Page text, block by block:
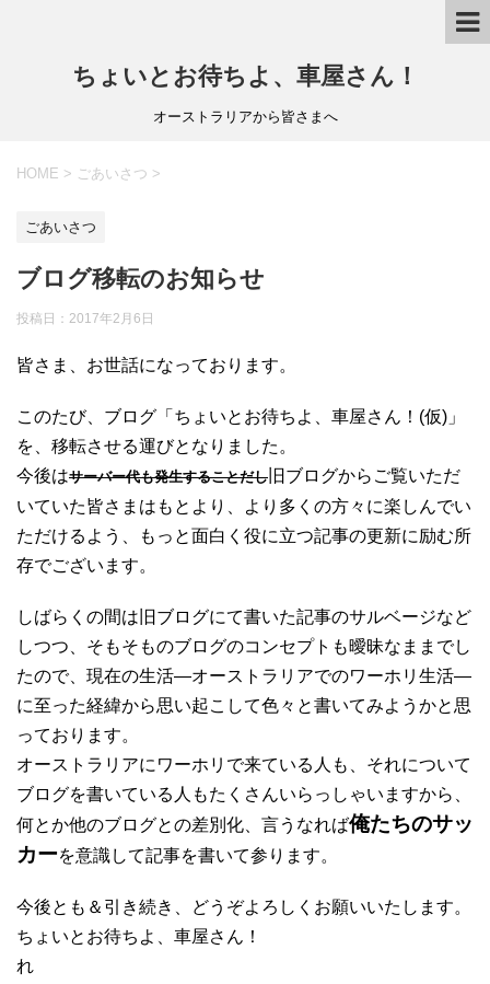
ちょいとお待ちよ、車屋さん！
オーストラリアから皆さまへ
HOME > ごあいさつ >
ごあいさつ
ブログ移転のお知らせ
投稿日： 2017年2月6日
皆さま、お世話になっております。
このたび、ブログ「ちょいとお待ちよ、車屋さん！(仮)」
を、移転させる運びとなりました。
今後はサーバー代も発生することだし 旧ブログからご覧いただ
いていた皆さまはもとより、より多くの方々に楽しんでい
ただけるよう、もっと面白く役に立つ記事の更新に励む所
存でございます。
しばらくの間は旧ブログにて書いた記事のサルベージなど
しつつ、そもそものブログのコンセプトも曖昧なままでし
たので、現在の生活―オーストラリアでのワーホリ生活―
に至った経緯から思い起こして色々と書いてみようかと思
っております。
オーストラリアにワーホリで来ている人も、それについて
ブログを書いている人もたくさんいらっしゃいますから、
何とか他のブログとの差別化、言うなれば俺たちのサッ
カーを意識して記事を書いて参ります。
今後とも＆引き続き、どうぞよろしくお願いいたします。
ちょいとお待ちよ、車屋さん！
れ